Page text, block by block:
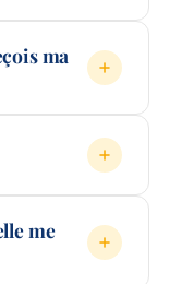
ma
me